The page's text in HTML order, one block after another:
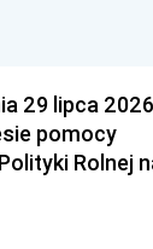
29 lipca
pomocy
Rolnej